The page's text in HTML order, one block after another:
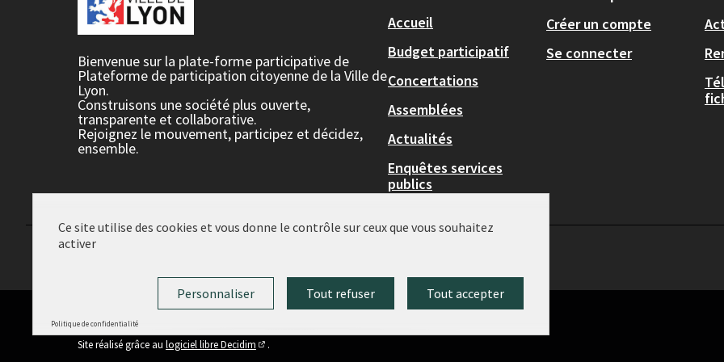
Bienvenue sur la plate-forme participative de
Plateforme de participation citoyenne de la Ville de
Lyon.
Construisons une société plus ouverte,
transparente et collaborative.
Rejoignez le mouvement, participez et décidez,
ensemble.
Accueil
Budget participatif
Concertations
Assemblées
Actualités
Enquêtes services
publics
Créer un compte
Se connecter
(Lien externe)
Site réalisé grâce au logiciel libre Decidim .
Ce site utilise des cookies et vous donne le contrôle sur ceux que vous souhaitez
activer
Tout accepter
Tout refuser
Personnaliser
Politique de confidentialité